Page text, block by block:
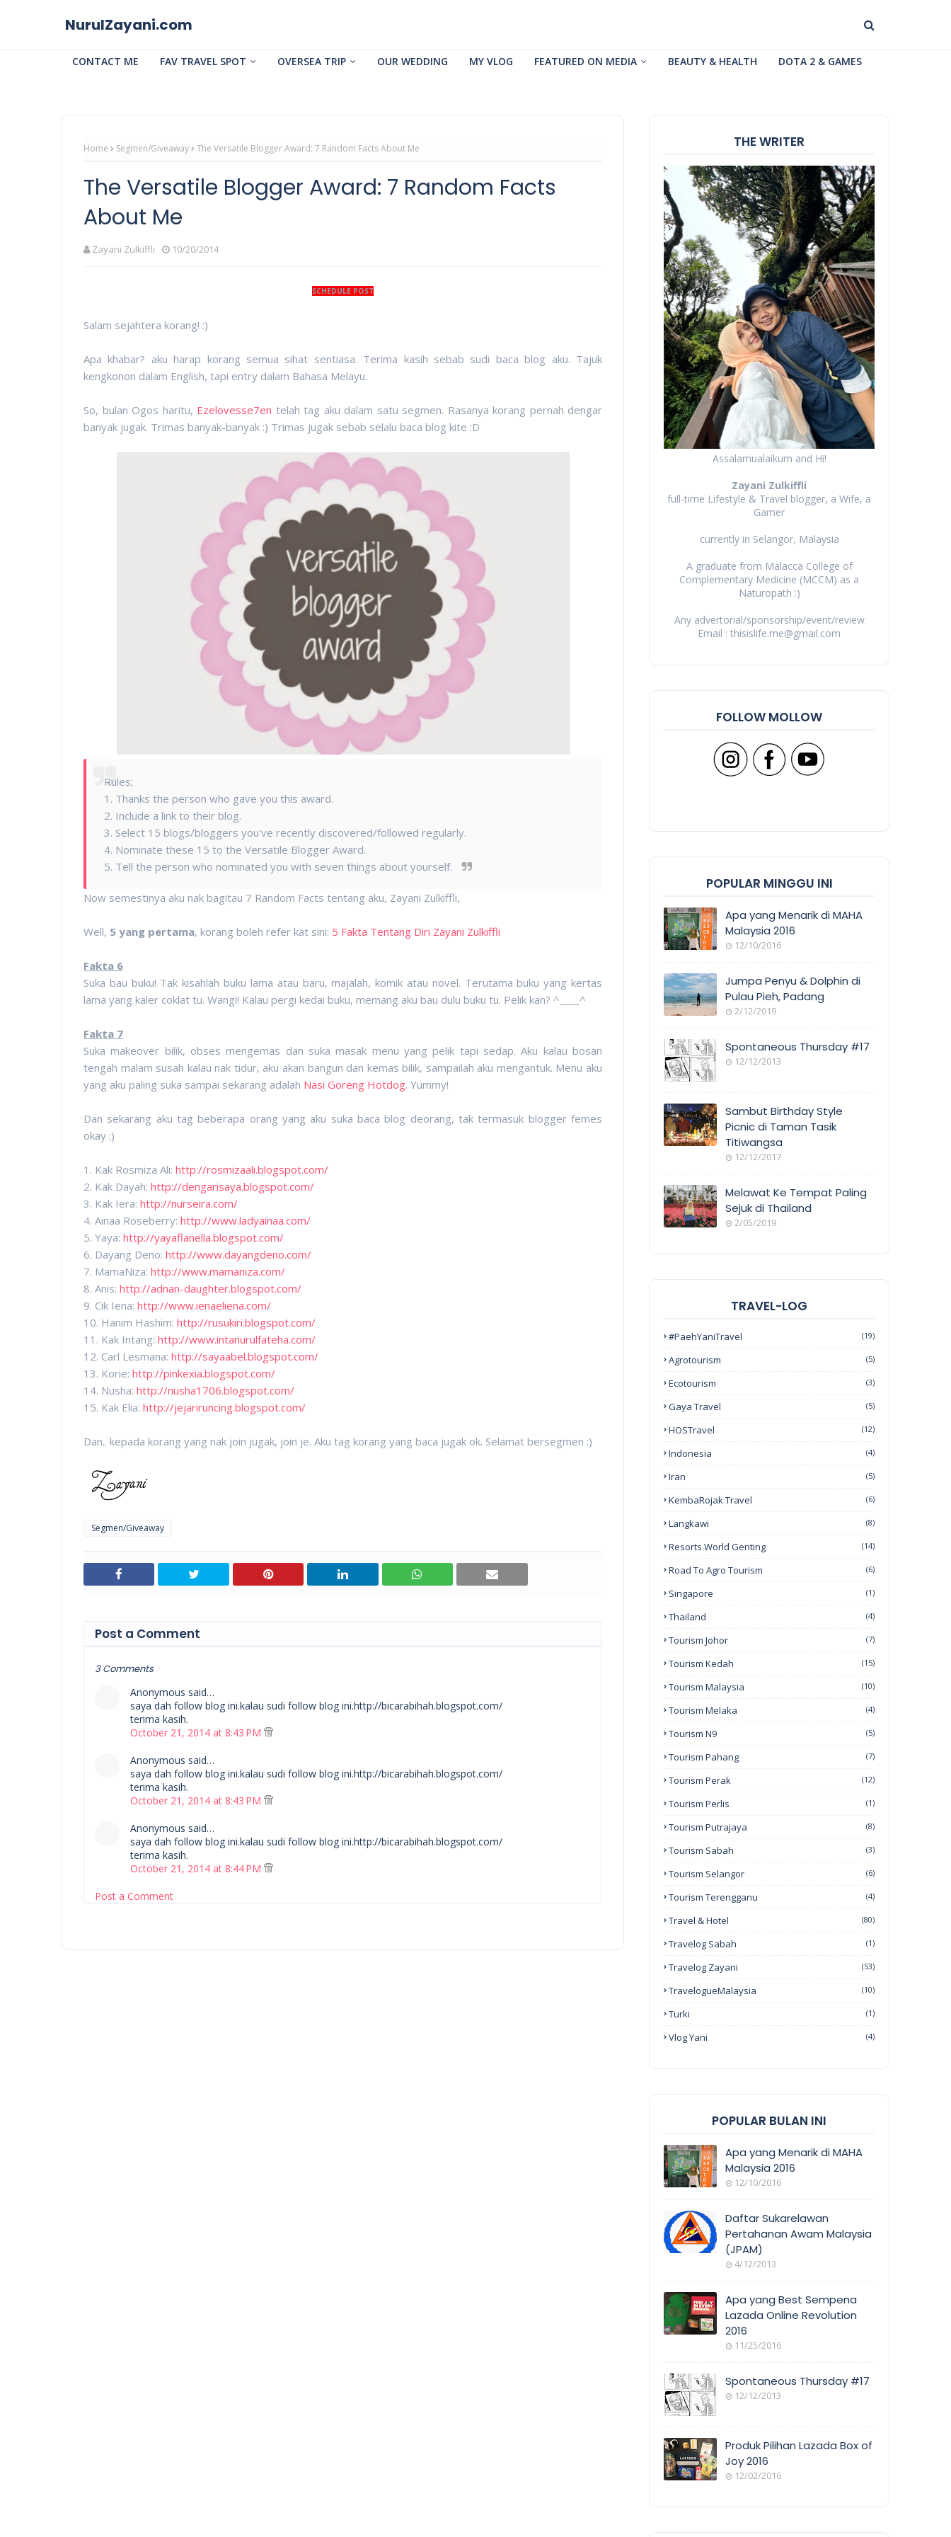
NurulZayani.com
CONTACT ME FAV TRAVEL SPOT OVERSEA TRIP OUR WEDDING MY VLOG FEATURED ON MEDIA BEAUTY & HEALTH DOTA 2 & GAMES
Home Segmen/Giveaway The Versatile Blogger Award: 7 Random Facts About Me
The Versatile Blogger Award: 7 Random Facts
About Me
Zayani Zulkiffli 10/20/2014
SCHEDULE POST
Salam sejahtera korang! :)
Apa khabar? aku harap korang semua sihat sentiasa. Terima kasih sebab sudi baca blog aku. Tajuk
kengkonon dalam English, tapi entry dalam Bahasa Melayu.
So, bulan Ogos haritu, Ezelovesse7en telah tag aku dalam satu segmen. Rasanya korang pernah dengar
banyak jugak. Trimas banyak-banyak :) Trimas jugak sebab selalu baca blog kite :D
Rules;
1. Thanks the person who gave you this award.
2. Include a link to their blog.
3. Select 15 blogs/bloggers you've recently discovered/followed regularly.
4. Nominate these 15 to the Versatile Blogger Award.
5. Tell the person who nominated you with seven things about yourself.
Now semestinya aku nak bagitau 7 Random Facts tentang aku, Zayani Zulkiffli,
Well, 5 yang pertama, korang boleh refer kat sini: 5 Fakta Tentang Diri Zayani Zulkiffli
Fakta 6
Suka bau buku! Tak kisahlah buku lama atau baru, majalah, komik atau novel. Terutama buku yang kertas
lama yang kaler coklat tu. Wangi! Kalau pergi kedai buku, memang aku bau dulu buku tu. Pelik kan? ^____^
Fakta 7
Suka makeover bilik, obses mengemas dan suka masak menu yang pelik tapi sedap. Aku kalau bosan
tengah malam susah kalau nak tidur, aku akan bangun dan kemas bilik, sampailah aku mengantuk. Menu aku
yang aku paling suka sampai sekarang adalah Nasi Goreng Hotdog. Yummy!
Dan sekarang aku tag beberapa orang yang aku suka baca blog deorang, tak termasuk blogger femes
okay :)
1. Kak Rosmiza Ali: http://rosmizaali.blogspot.com/
2. Kak Dayah: http://dengarisaya.blogspot.com/
3. Kak Iera: http://nurseira.com/
4. Ainaa Roseberry: http://www.ladyainaa.com/
5. Yaya: http://yayaflanella.blogspot.com/
6. Dayang Deno: http://www.dayangdeno.com/
7. MamaNiza: http://www.mamaniza.com/
8. Anis: http://adnan-daughter.blogspot.com/
9. Cik Iena: http://www.ienaeliena.com/
10. Hanim Hashim: http://rusukiri.blogspot.com/
11. Kak Intang: http://www.intanurulfateha.com/
12. Carl Lesmana: http://sayaabel.blogspot.com/
13. Korie: http://pinkexia.blogspot.com/
14. Nusha: http://nusha1706.blogspot.com/
15. Kak Elia: http://jejariruncing.blogspot.com/
Dan.. kepada korang yang nak join jugak, join je. Aku tag korang yang baca jugak ok. Selamat bersegmen :)
Segmen/Giveaway
Post a Comment
3 Comments
Anonymous said…
saya dah follow blog ini.kalau sudi follow blog ini.http://bicarabihah.blogspot.com/
terima kasih.
October 21, 2014 at 8:43 PM
Anonymous said…
saya dah follow blog ini.kalau sudi follow blog ini.http://bicarabihah.blogspot.com/
terima kasih.
October 21, 2014 at 8:43 PM
Anonymous said…
saya dah follow blog ini.kalau sudi follow blog ini.http://bicarabihah.blogspot.com/
terima kasih.
October 21, 2014 at 8:44 PM
Post a Comment
THE WRITER
Assalamualaikum and Hi!
Zayani Zulkiffli
full-time Lifestyle & Travel blogger, a Wife, a
Gamer
currently in Selangor, Malaysia
A graduate from Malacca College of
Complementary Medicine (MCCM) as a
Naturopath :)
Any advertorial/sponsorship/event/review
Email : thisislife.me@gmail.com
FOLLOW MOLLOW
POPULAR MINGGU INI
Apa yang Menarik di MAHA
Malaysia 2016
12/10/2016
Jumpa Penyu & Dolphin di
Pulau Pieh, Padang
2/12/2019
Spontaneous Thursday #17
12/12/2013
Sambut Birthday Style
Picnic di Taman Tasik
Titiwangsa
12/12/2017
Melawat Ke Tempat Paling
Sejuk di Thailand
2/05/2019
TRAVEL-LOG
#PaehYaniTravel (19)
Agrotourism (5)
Ecotourism (3)
Gaya Travel (5)
HOSTravel (12)
Indonesia (4)
Iran (5)
KembaRojak Travel (6)
Langkawi (8)
Resorts World Genting (14)
Road To Agro Tourism (6)
Singapore (1)
Thailand (4)
Tourism Johor (7)
Tourism Kedah (15)
Tourism Malaysia (10)
Tourism Melaka (4)
Tourism N9 (5)
Tourism Pahang (7)
Tourism Perak (12)
Tourism Perlis (1)
Tourism Putrajaya (8)
Tourism Sabah (3)
Tourism Selangor (6)
Tourism Terengganu (4)
Travel & Hotel (80)
Travelog Sabah (1)
Travelog Zayani (53)
TravelogueMalaysia (10)
Turki (1)
Vlog Yani (4)
POPULAR BULAN INI
COVERAGE
Apa yang Menarik di MAHA
Malaysia 2016
12/10/2016
Daftar Sukarelawan
Pertahanan Awam Malaysia
(JPAM)
4/12/2013
Apa yang Best Sempena
Lazada Online Revolution
2016
11/25/2016
E
Spontaneous Thursday #17
12/12/2013
Produk Pilihan Lazada Box of
Joy 2016
12/02/2016